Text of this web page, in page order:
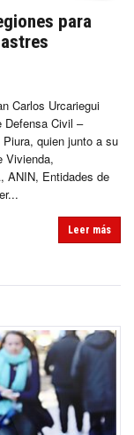
para
Carlos Urcariegui
Defensa Civil –
quien junto a su
Vivienda,
ANIN, Entidades de
Leer más